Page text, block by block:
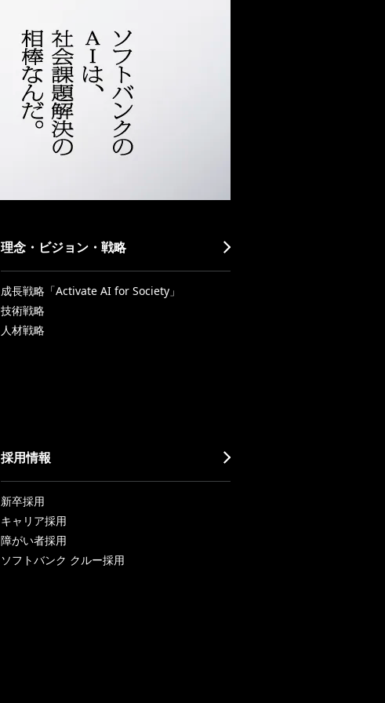
理念・ビジョン・戦略
成長戦略「Activate AI for Society」
技術戦略
人材戦略
採用情報
新卒採用
キャリア採用
障がい者採用
ソフトバンク クルー採用